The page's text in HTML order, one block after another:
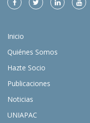
Inicio
Quiénes Somos
Hazte Socio
Publicaciones
Noticias
UNIAPAC